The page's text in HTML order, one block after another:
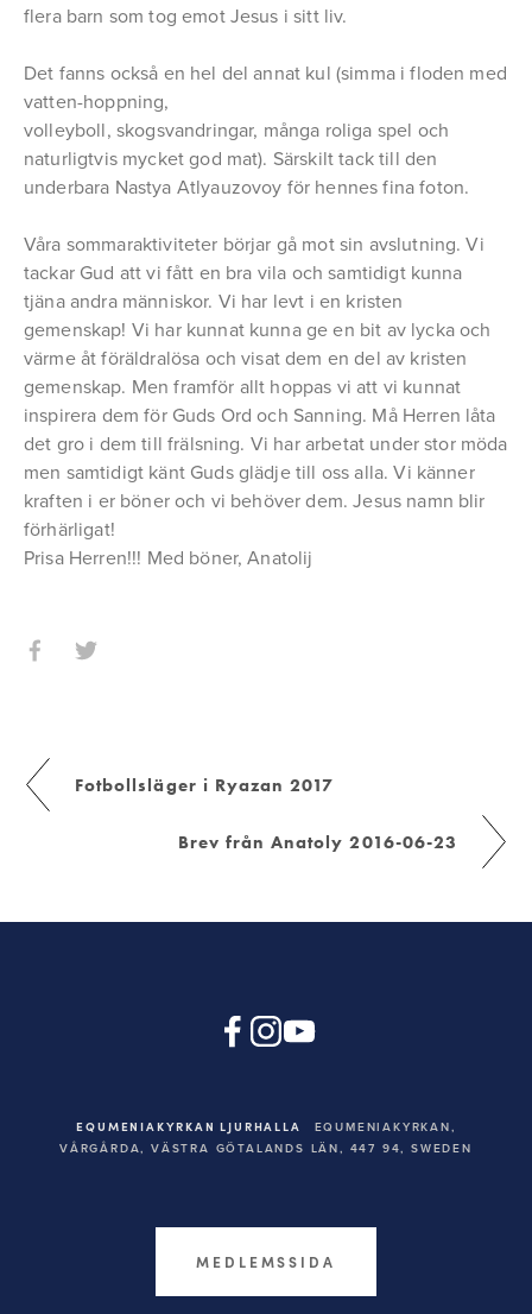
flera barn som tog emot Jesus i sitt liv.
Det fanns också en hel del annat kul (simma i floden med
vatten-hoppning,
volleyboll, skogsvandringar, många roliga spel och
naturligtvis mycket god mat). Särskilt tack till den
underbara Nastya Atlyauzovoy för hennes fina foton.
Våra sommaraktiviteter börjar gå mot sin avslutning. Vi
tackar Gud att vi fått en bra vila och samtidigt kunna
tjäna andra människor. Vi har levt i en kristen
gemenskap! Vi har kunnat kunna ge en bit av lycka och
värme åt föräldralösa och visat dem en del av kristen
gemenskap. Men framför allt hoppas vi att vi kunnat
inspirera dem för Guds Ord och Sanning. Må Herren låta
det gro i dem till frälsning. Vi har arbetat under stor möda
men samtidigt känt Guds glädje till oss alla. Vi känner
kraften i er böner och vi behöver dem. Jesus namn blir
förhärligat!
Prisa Herren!!! Med böner, Anatolij
Fotbollsläger i Ryazan 2017
Brev från Anatoly 2016-06-23
EQUMENIAKYRKAN LJURHALLA
EQUMENIAKYRKAN,
VÅRGÅRDA, VÄSTRA GÖTALANDS LÄN, 447 94, SWEDEN
MEDLEMSSIDA